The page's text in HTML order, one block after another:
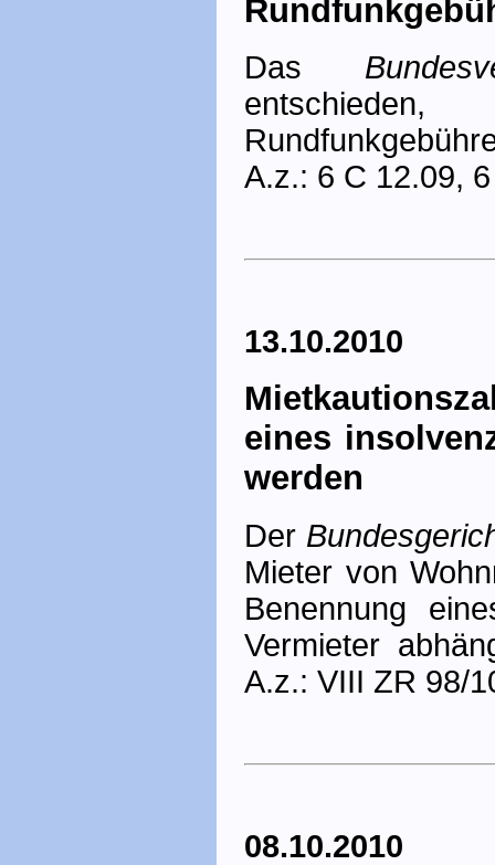
Das
A.z.: 6 C 12.09,
13.10.2010
eines
werden
Der
Mieter von
Benennung
Vermieter
A.z.: VIII ZR 98/
08.10.2010